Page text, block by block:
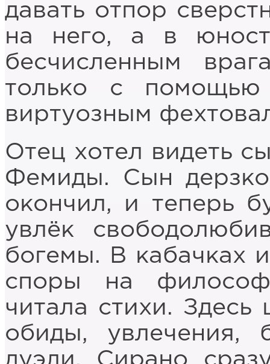
давать отпор
на него, а в
бесчисленным
только с
виртуозным
Отец хотел видеть
Фемиды. Сын
окончил, и теперь
увлёк
богемы. В кабачках
споры на
читала стихи. Здесь
обиды, увлечения,
дуэли. Сирано